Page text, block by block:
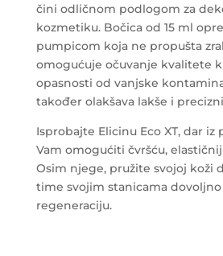
čini odličnom podlogom za
kozmetiku. Bočica od 15 ml
pumpicom koja ne propušta
omogućuje očuvanje kvalitete
opasnosti od vanjske
također olakšava lakše i
Isprobajte Elicinu Eco XT, dar iz
Vam omogućiti čvršću,
Osim njege, pružite svojoj koži
time svojim stanicama
regeneraciju.